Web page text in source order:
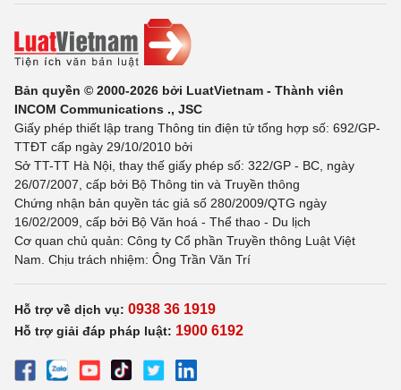
Bản quyền © 2000-2026 bởi LuatVietnam - Thành viên
INCOM Communications ., JSC
Giấy phép thiết lập trang Thông tin điện tử tổng hợp số: 692/GP-
TTĐT cấp ngày 29/10/2010 bởi
Sở TT-TT Hà Nội, thay thế giấy phép số: 322/GP - BC, ngày
26/07/2007, cấp bởi Bộ Thông tin và Truyền thông
Chứng nhận bản quyền tác giả số 280/2009/QTG ngày
16/02/2009, cấp bởi Bộ Văn hoá - Thể thao - Du lịch
Cơ quan chủ quản: Công ty Cổ phần Truyền thông Luật Việt
Nam. Chịu trách nhiệm: Ông Trần Văn Trí
Hỗ trợ về dịch vụ: 0938 36 1919
Hỗ trợ giải đáp pháp luật: 1900 6192